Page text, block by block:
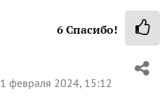
6Спасибо!
1 февраля 2024, 15:12